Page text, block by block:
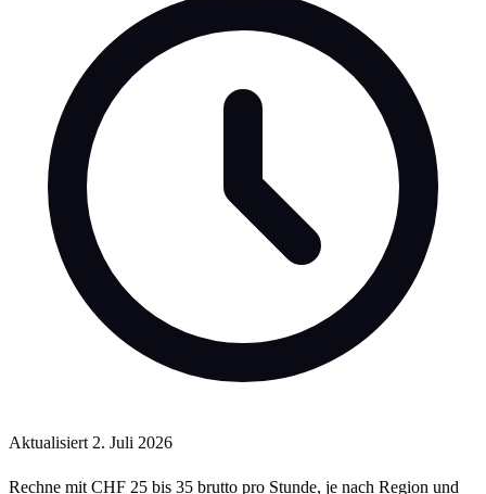
Aktualisiert 2. Juli 2026
Rechne mit CHF 25 bis 35 brutto pro Stunde, je nach Region und